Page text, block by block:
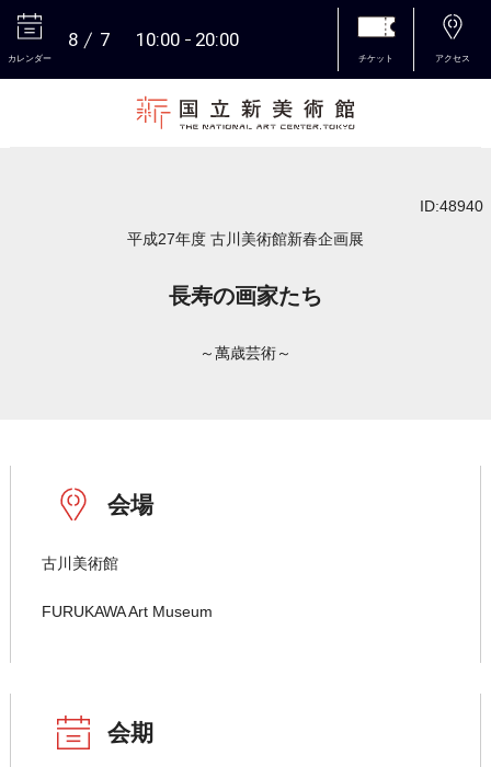
カレンダー
8 7 10:00 20:00
チケット アクセス
ID:48940
平成27年度 古川美術館新春企画展
長寿の画家たち
～萬歳芸術～
会場
古川美術館
FURUKAWA Art Museum
会期